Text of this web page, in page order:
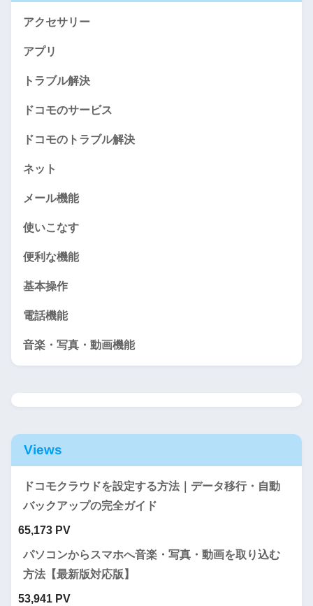
アクセサリー
アプリ
トラブル解決
ドコモのサービス
ドコモのトラブル解決
ネット
メール機能
使いこなす
便利な機能
基本操作
電話機能
音楽・写真・動画機能
Views
ドコモクラウドを設定する方法｜データ移行・自動
バックアップの完全ガイド
65,173 PV
パソコンからスマホへ音楽・写真・動画を取り込む
方法【最新版対応版】
53,941 PV